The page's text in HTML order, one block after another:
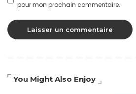
pour mon prochain commentaire.
You Might Also Enjoy